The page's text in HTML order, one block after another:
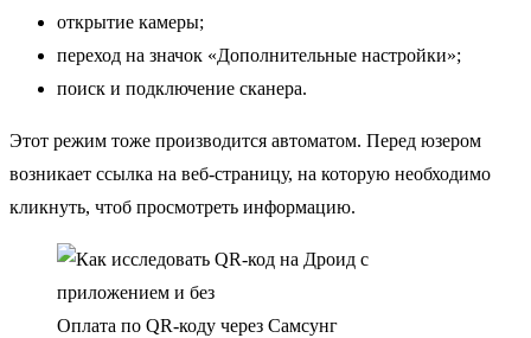
открытие камеры;
переход на значок «Дополнительные настройки»;
поиск и подключение сканера.
Этот режим тоже производится автоматом. Перед юзером
возникает ссылка на веб-страницу, на которую необходимо
кликнуть, чтоб просмотреть информацию.
Оплата по QR-коду через Самсунг